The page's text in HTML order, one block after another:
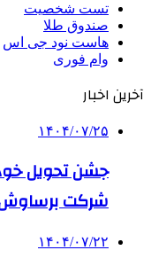
تست شخصیت
صندوق طلا
هاست نود جی اس
وام فوری
آخرین اخبار
۱۴۰۴/۰۷/۲۵
جشن تحویل
شرکت برساوش
۱۴۰۴/۰۷/۲۲